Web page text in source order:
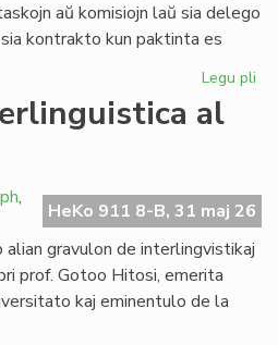
aŭ komisiojn laŭ sia delego
kontrakto kun paktinta es
Legu pli
de
al
HeKo 911 8-B, 31 maj 26
,
gravulon de interlingvistikaj
prof. Gotoo Hitosi, emerita
kaj eminentulo de la